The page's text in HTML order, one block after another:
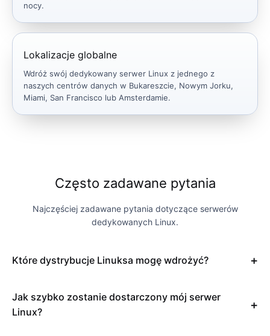
nocy.
Lokalizacje globalne
Wdróż swój dedykowany serwer Linux z jednego z
naszych centrów danych w Bukareszcie, Nowym Jorku,
Miami, San Francisco lub Amsterdamie.
Często zadawane pytania
Najczęściej zadawane pytania dotyczące serwerów
dedykowanych Linux.
Które dystrybucje Linuksa mogę wdrożyć?
Jak szybko zostanie dostarczony mój serwer
Linux?